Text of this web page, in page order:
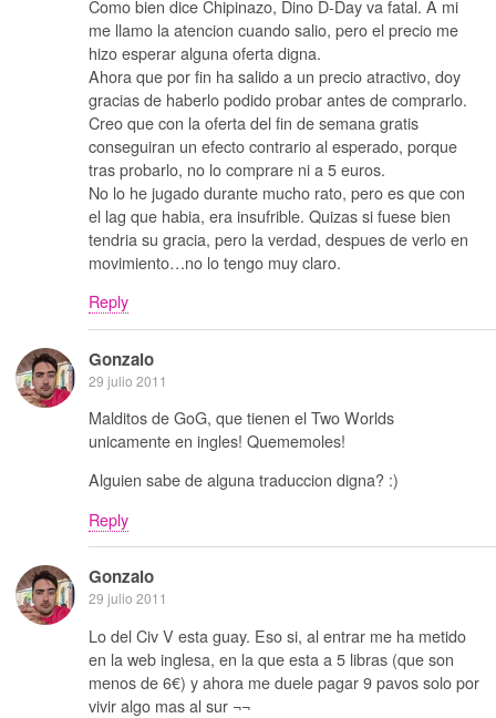
Como bien dice Chipinazo, Dino D-Day va fatal. A mi
me llamo la atencion cuando salio, pero el precio me
hizo esperar alguna oferta digna.
Ahora que por fin ha salido a un precio atractivo, doy
gracias de haberlo podido probar antes de comprarlo.
Creo que con la oferta del fin de semana gratis
conseguiran un efecto contrario al esperado, porque
tras probarlo, no lo comprare ni a 5 euros.
No lo he jugado durante mucho rato, pero es que con
el lag que habia, era insufrible. Quizas si fuese bien
tendria su gracia, pero la verdad, despues de verlo en
movimiento…no lo tengo muy claro.
Reply
Gonzalo
29 julio 2011
Malditos de GoG, que tienen el Two Worlds
unicamente en ingles! Quememoles!
Alguien sabe de alguna traduccion digna? :)
Reply
Gonzalo
29 julio 2011
Lo del Civ V esta guay. Eso si, al entrar me ha metido
en la web inglesa, en la que esta a 5 libras (que son
menos de 6€) y ahora me duele pagar 9 pavos solo por
vivir algo mas al sur ¬¬